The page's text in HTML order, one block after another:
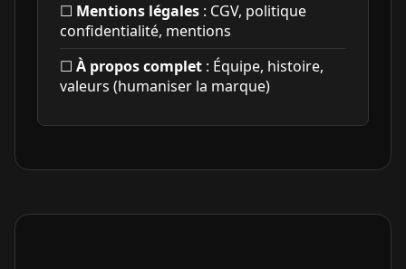
☐ Mentions légales : CGV, politique
confidentialité, mentions
☐ À propos complet : Équipe, histoire,
valeurs (humaniser la marque)